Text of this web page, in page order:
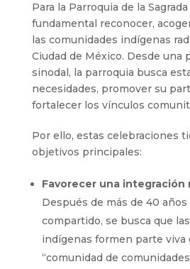
Para la Parroquia de la
fundamental reconocer,
las comunidades indígenas
Ciudad de México. Desde una
sinodal, la parroquia busca
necesidades, promover su
fortalecer los vínculos
Por ello, estas celebraciones
objetivos principales:
Favorecer una integración
Después de más de 40
compartido, se busca que
indígenas formen parte viva
“comunidad de